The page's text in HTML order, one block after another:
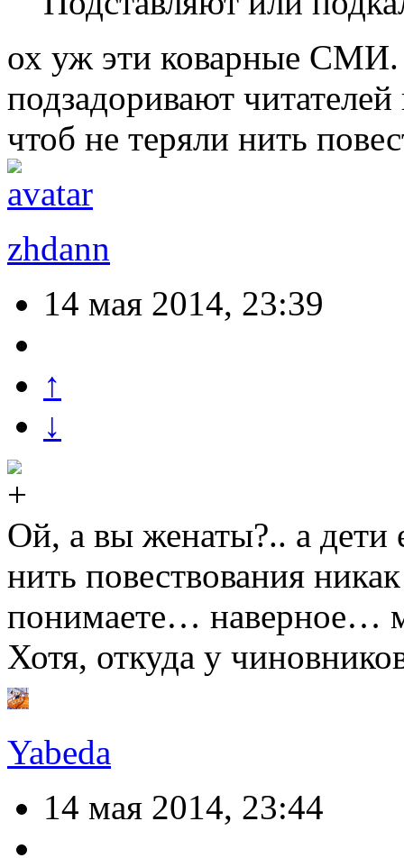
ох уж эти коварные СМИ.
подзадоривают читателей
чтоб не теряли нить
zhdann
14 мая 2014, 23:39
↑
↓
Ой, а вы женаты?.. а дети
нить повествования
понимаете… наверное…
Хотя, откуда у
Yabeda
14 мая 2014, 23:44